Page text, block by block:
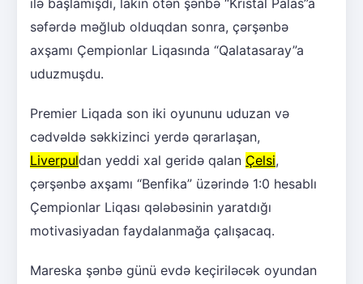
səfərdə məğlub olduqdan sonra, çərşənbə
axşamı Çempionlar Liqasında “Qalatasaray”a
uduzmuşdu.
Premier Liqada son iki oyununu uduzan və
cədvəldə səkkizinci yerdə qərarlaşan,
Liverpuldan yeddi xal geridə qalan Çelsi,
çərşənbə axşamı “Benfika” üzərində 1:0 hesablı
Çempionlar Liqası qələbəsinin yaratdığı
motivasiyadan faydalanmağa çalışacaq.
Mareska şənbə günü evdə keçiriləcək oyundan